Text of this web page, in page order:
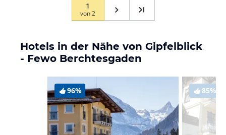
1
von2
Hotels in der Nähe von Gipfelblick
- Fewo Berchtesgaden
96% 85%